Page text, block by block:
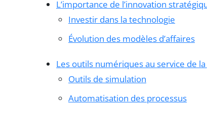
L’importance de l’innovation
Investir dans la technologie
Évolution des modèles d’affaires
Les outils numériques au service de
Outils de simulation
Automatisation des processus